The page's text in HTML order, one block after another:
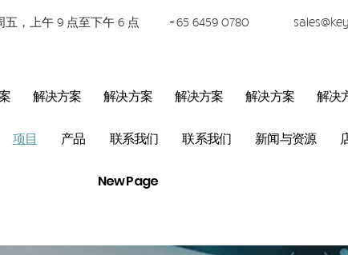
五，上午 9 点至下午 6 点 +65 6459 0780
解决方案 解决方案 解决方案 解决方案 解决
项目 产品 联系我们 联系我们 新闻与资源
New Page